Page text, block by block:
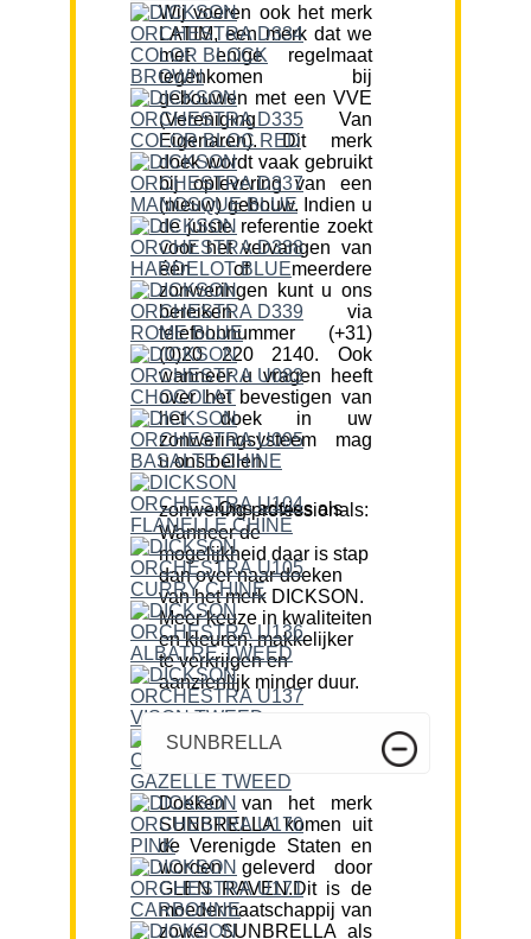
Wij voeren ook het merk
LATIM, een merk dat we
met enige regelmaat
tegenkomen bij
gebouwen met een VVE
(Vereniging Van
Eigenaren). Dit merk
doek wordt vaak gebruikt
bij oplevering van een
(nieuw) gebouw. Indien u
de juiste referentie zoekt
voor het vervangen van
één of meerdere
zonweringen kunt u ons
bereiken via
telefoonnummer (+31)
(0)20 220 2140. Ook
wanneer u vragen heeft
over het bevestigen van
het doek in uw
zonweringsysteem mag
u ons bellen.
Ons advies als zonwering professionals:
Wanneer de
mogelijkheid daar is stap
dan over naar doeken
van het merk DICKSON.
Meer keuze in kwaliteiten
en kleuren, makkelijker
te verkrijgen en
aanzienlijk minder duur.
SUNBRELLA
Doeken van het merk
SUNBRELLA komen uit
de Verenigde Staten en
worden geleverd door
GLEN RAVEN.Dit is de
moedermaatschappij van
zowel SUNBRELLA als